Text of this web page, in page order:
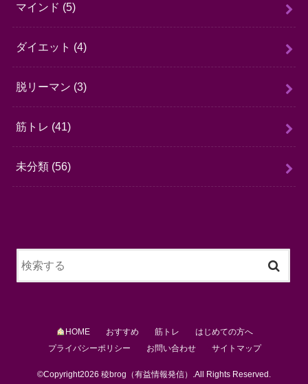
マインド (5)
ダイエット (4)
脱リーマン (3)
筋トレ (41)
未分類 (56)
HOME おすすめ 筋トレ
はじめての方へ
プライバシーポリシー
お問い合わせ サイトマップ
©Copyright2026 稜brog（有益情報発信） .All Rights Reserved.